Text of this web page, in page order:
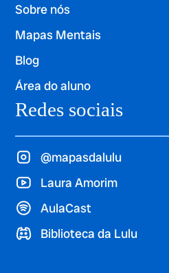
Sobre nós
Mapas Mentais
Blog
Área do aluno
Redes sociais
@mapasdalulu
Laura Amorim
AulaCast
Biblioteca da Lulu